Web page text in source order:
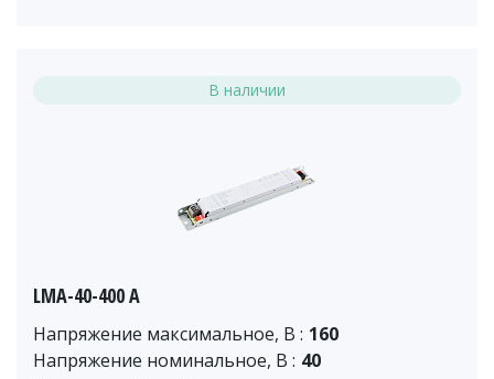
В наличии
LMA-40-400 A
Напряжение максимальное, В : 160
Напряжение номинальное, В : 40